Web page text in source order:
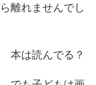
離れませんでし
は読んでる？